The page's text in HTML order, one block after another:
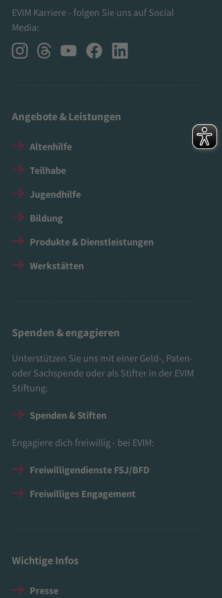
EVIM Karriere - folgen Sie uns auf Social
Media:
Angebote & Leistungen
Altenhilfe
Teilhabe
Jugendhilfe
Bildung
Produkte & Dienstleistungen
Werkstätten
Spenden & engagieren
Unterstützen Sie uns mit einer Geld-, Paten-
oder Sachspende oder als Stifter in der EVIM
Stiftung:
Spenden & Stiften
Engagiere dich freiwillig - bei EVIM:
Freiwilligendienste FSJ/BFD
Freiwilliges Engagement
Wichtige Infos
Presse